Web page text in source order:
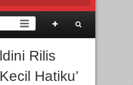
Jalin Kerja Sama Pendidikan dan Riset
Rilis
Hatiku’